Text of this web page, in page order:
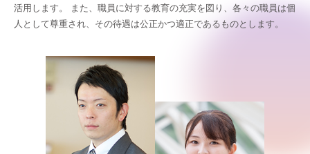
活用します。 また、職員に対する教育の充実を図り、各々の職員は個
人として尊重され、その待遇は公正かつ適正であるものとします。